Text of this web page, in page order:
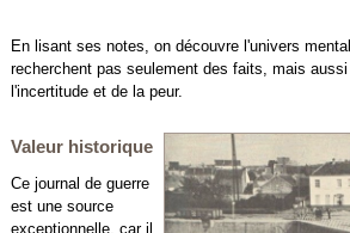
En lisant ses notes, on découvre l'univers
recherchent pas seulement des faits, mais
l'incertitude et de la peur.
Valeur historique
Ce journal de guerre
est une source
exceptionnelle, car il